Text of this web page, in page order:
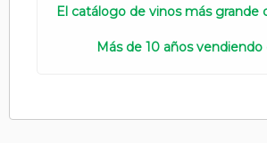
El catálogo de vinos más grande
Más de 10 años vendiendo